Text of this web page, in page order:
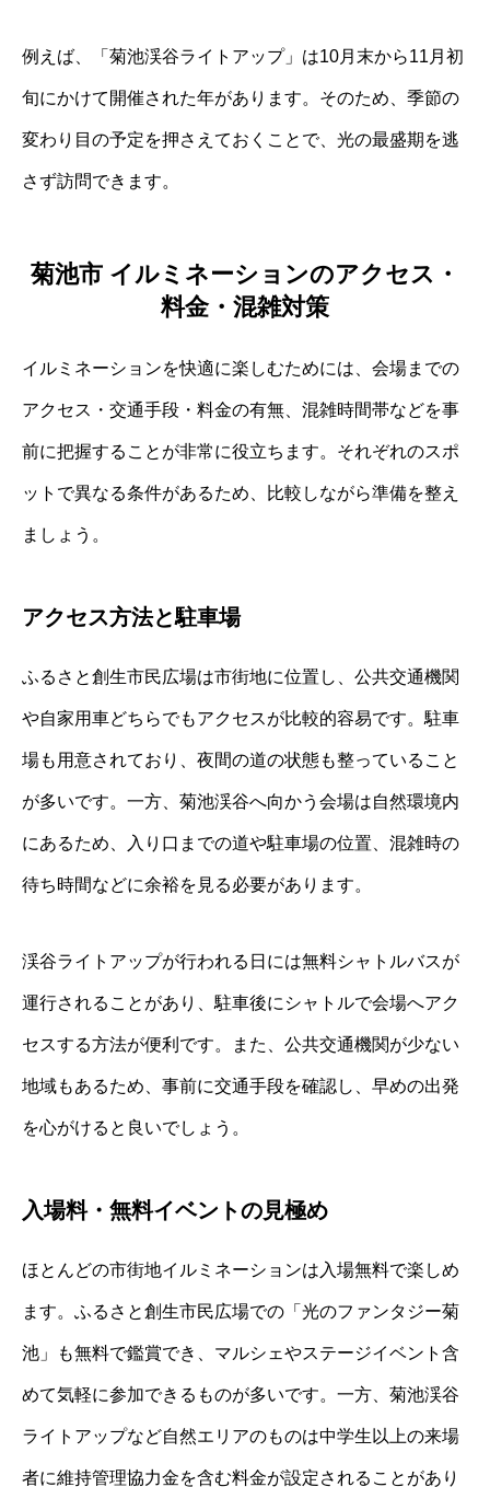
例えば、「菊池渓谷ライトアップ」は10月末から11月初
旬にかけて開催された年があります。そのため、季節の
変わり目の予定を押さえておくことで、光の最盛期を逃
さず訪問できます。
菊池市 イルミネーションのアクセス・
料金・混雑対策
イルミネーションを快適に楽しむためには、会場までの
アクセス・交通手段・料金の有無、混雑時間帯などを事
前に把握することが非常に役立ちます。それぞれのスポ
ットで異なる条件があるため、比較しながら準備を整え
ましょう。
アクセス方法と駐車場
ふるさと創生市民広場は市街地に位置し、公共交通機関
や自家用車どちらでもアクセスが比較的容易です。駐車
場も用意されており、夜間の道の状態も整っていること
が多いです。一方、菊池渓谷へ向かう会場は自然環境内
にあるため、入り口までの道や駐車場の位置、混雑時の
待ち時間などに余裕を見る必要があります。
渓谷ライトアップが行われる日には無料シャトルバスが
運行されることがあり、駐車後にシャトルで会場へアク
セスする方法が便利です。また、公共交通機関が少ない
地域もあるため、事前に交通手段を確認し、早めの出発
を心がけると良いでしょう。
入場料・無料イベントの見極め
ほとんどの市街地イルミネーションは入場無料で楽しめ
ます。ふるさと創生市民広場での「光のファンタジー菊
池」も無料で鑑賞でき、マルシェやステージイベント含
めて気軽に参加できるものが多いです。一方、菊池渓谷
ライトアップなど自然エリアのものは中学生以上の来場
者に維持管理協力金を含む料金が設定されることがあり